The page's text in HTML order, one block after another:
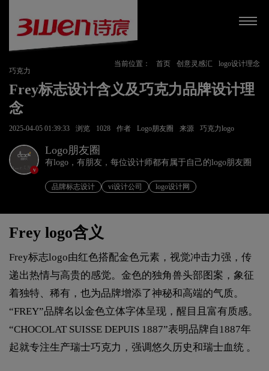
当前位置： 首页 创意灵感汇
logo设计理念
巧克力
Frey标志设计含义及巧克力品牌设计理
念
2025-04-05 01:39:33 浏览 1028 作者 Logo朋友圈 来源 巧克力logo
v
Logo朋友圈
有logo，有朋友，每位设计师都有属于自己的logo朋友圈
品牌标志设计 vi设计公司 logo设计网
Frey logo含义
Frey标志logo由红色搭配金色元素，视觉冲击力强，传
递出热情与高贵的感觉。金色的独角兽头部图案，象征
着独特、稀有，也为品牌增添了神秘和高端的气质。
“FREY”品牌名以金色立体字体呈现，醒目且富有质感。
“CHOCOLAT SUISSE DEPUIS 1887”表明品牌自1887年
起就专注生产瑞士巧克力，强调悠久历史和瑞士血统 。